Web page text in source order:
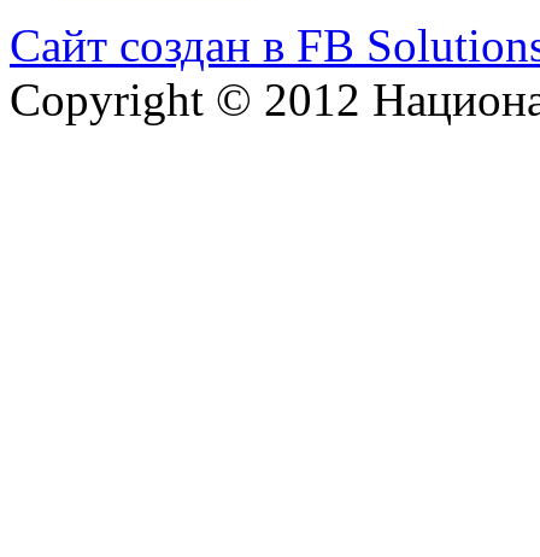
Сайт создан в FB
Copyright © 2012